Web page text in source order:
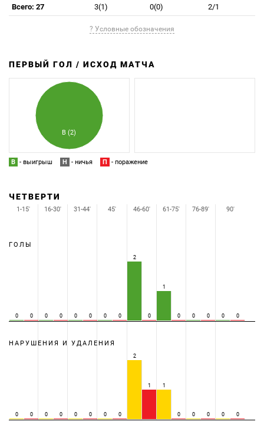
Всего: 27
3(1) 0(0) 2/1
? Условные обозначения
ПЕРВЫЙ ГОЛ / ИСХОД МАТЧА
В (2)
В - выигрыш Н - ничья П - поражение
ЧЕТВЕРТИ
ГОЛЫ
0 0 0 0 0 0 0 0
2
0
1
0 0 0 0 0
НАРУШЕНИЯ И УДАЛЕНИЯ
0 0 0 0 0 0 0 0
2
1 1
0 0 0 0 0
1-15' 16-30' 31-44' 45' 46-60' 61-75' 76-89' 90'